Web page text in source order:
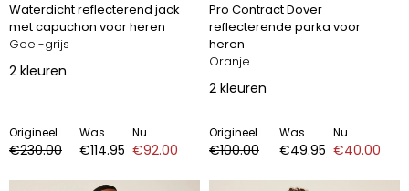
Waterdicht reflecterend jack
met capuchon voor heren
Geel-grijs
2 kleuren
Origineel
€230.00
Was
€114.95
Nu
€92.00
Pro Contract Dover
reflecterende parka voor
heren
Oranje
2 kleuren
Origineel
€100.00
Was
€49.95
Nu
€40.00